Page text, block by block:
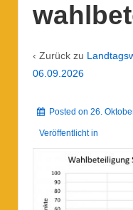
‹ Zurück zu
06.09.2026
Posted on 26.
Veröffentlicht in